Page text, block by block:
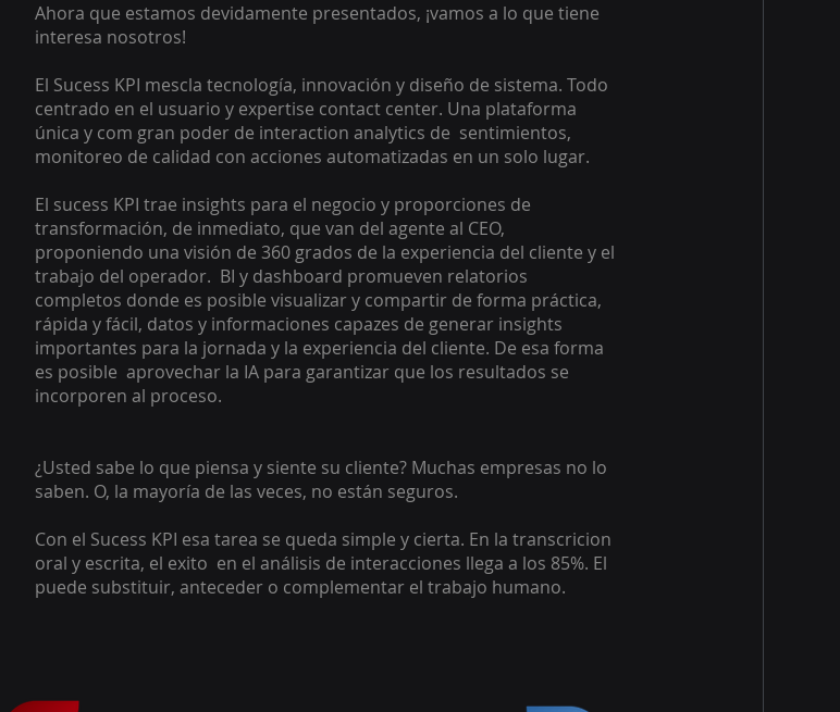
Ahora que estamos devidamente presentados, ¡vamos a lo que tiene
interesa nosotros!
El Sucess KPI mescla tecnología, innovación y diseño de sistema. Todo
centrado en el usuario y expertise contact center. Una plataforma
única y com gran poder de interaction analytics de sentimientos,
monitoreo de calidad con acciones automatizadas en un solo lugar.
El sucess KPI trae insights para el negocio y proporciones de
transformación, de inmediato, que van del agente al CEO,
proponiendo una visión de 360 ​​grados de la experiencia del cliente y el
trabajo del operador. BI y dashboard promueven relatorios
completos donde es posible visualizar y compartir de forma práctica,
rápida y fácil, datos y informaciones capazes de generar insights
importantes para la jornada y la experiencia del cliente. De esa forma
es posible aprovechar la IA para garantizar que los resultados se
incorporen al proceso.
¿Usted sabe lo que piensa y siente su cliente? Muchas empresas no lo
saben. O, la mayoría de las veces, no están seguros.
Con el Sucess KPI esa tarea se queda simple y cierta. En la transcricion
oral y escrita, el exito en el análisis de interacciones llega a los 85%. El
puede substituir, anteceder o complementar el trabajo humano.